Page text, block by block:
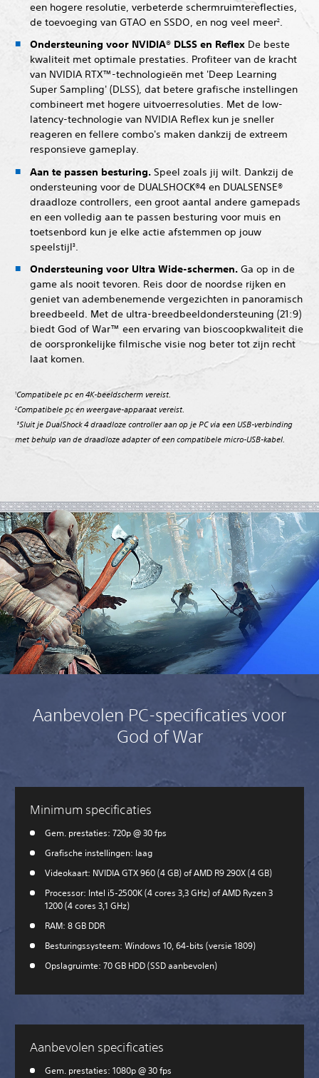
een hogere resolutie, verbeterde schermruimtereflecties,
de toevoeging van GTAO en SSDO, en nog veel meer2.
Ondersteuning voor NVIDIA® DLSS en Reflex De beste
kwaliteit met optimale prestaties. Profiteer van de kracht
van NVIDIA RTX™-technologieën met 'Deep Learning
Super Sampling' (DLSS), dat betere grafische instellingen
combineert met hogere uitvoerresoluties. Met de low-
latency-technologie van NVIDIA Reflex kun je sneller
reageren en fellere combo's maken dankzij de extreem
responsieve gameplay.
Aan te passen besturing. Speel zoals jij wilt. Dankzij de
ondersteuning voor de DUALSHOCK®4 en DUALSENSE®
draadloze controllers, een groot aantal andere gamepads
en een volledig aan te passen besturing voor muis en
toetsenbord kun je elke actie afstemmen op jouw
speelstijl3.
Ondersteuning voor Ultra Wide-schermen. Ga op in de
game als nooit tevoren. Reis door de noordse rijken en
geniet van adembenemende vergezichten in panoramisch
breedbeeld. Met de ultra-breedbeeldondersteuning (21:9)
biedt God of War™ een ervaring van bioscoopkwaliteit die
de oorspronkelijke filmische visie nog beter tot zijn recht
laat komen.
1 Compatibele pc en 4K-beeldscherm vereist.
2 Compatibele pc en weergave-apparaat vereist.
Sluit je DualShock 4 draadloze controller aan op je PC via een USB-verbinding
met behulp van de draadloze adapter of een compatibele micro-USB-kabel.‎
Aanbevolen PC-specificaties voor
God of War
Minimum specificaties
Gem. prestaties: 720p @ 30 fps
Grafische instellingen: laag
Videokaart: NVIDIA GTX 960 (4 GB) of AMD R9 290X (4 GB)
Processor: Intel i5-2500K (4 cores 3,3 GHz) of AMD Ryzen 3
1200 (4 cores 3,1 GHz)
RAM: 8 GB DDR
Besturingssysteem: Windows 10, 64-bits (versie 1809)
Opslagruimte: 70 GB HDD (SSD aanbevolen)
Aanbevolen specificaties
Gem. prestaties: 1080p @ 30 fps